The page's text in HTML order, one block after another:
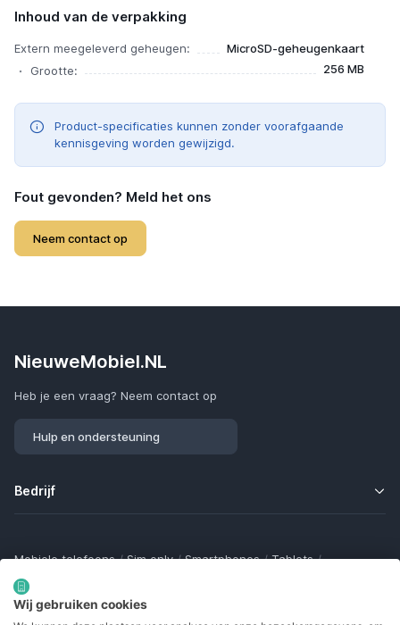
Inhoud van de verpakking
Extern meegeleverd geheugen:
MicroSD-geheugenkaart
Grootte:
256 MB
Product-specificaties kunnen zonder voorafgaande
kennisgeving worden gewijzigd.
Fout gevonden? Meld het ons
Neem contact op
NieuweMobiel.NL
Heb je een vraag? Neem contact op
Hulp en ondersteuning
Bedrijf
Mobiele telefoons / Sim only / Smartphones / Tablets /
Smartwatches
Bluetooth trackers / Opladers
Samsung Galaxy
Wij gebruiken cookies